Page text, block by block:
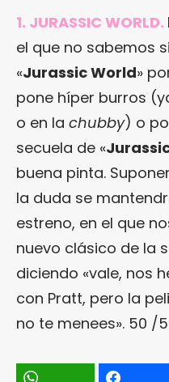
1. JURASSIC WORLD.
el que no sabemos
«Jurassic World»
pone híper burros
o en la chubby) o
secuela de «
buena pinta.
la duda se
estreno, en el que
nuevo clásico de la
diciendo «vale, nos
con Pratt, pero la
no te menees». 50 /